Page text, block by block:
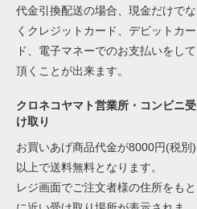
代金引換配送の場合、現金だけでな
くクレジットカード、デビットカー
ド、電子マネーでのお支払いをして
頂くことが出来ます。
クロネコヤマト営業所・コンビニ受
け取り
お買いあげ商品代金が8000円(税別)
以上で送料無料となります。
レジ画面でご注文者様の住所をもと